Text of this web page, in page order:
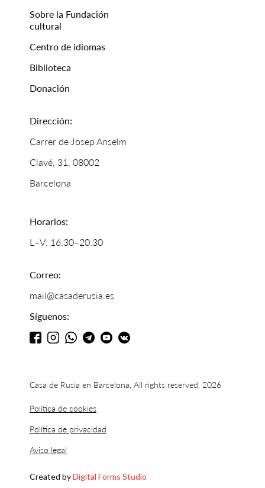
Sobre la Fundación
cultural
Centro de idiomas
Biblioteca
Donación
Dirección:
Carrer de Josep Anselm
Clavé, 31, 08002
Barcelona
Horarios:
L–V: 16:30–20:30
Correo:
mail@casaderusia.es
Síguenos:
Casa de Rusia en Barcelona, All rights reserved, 2026
Política de cookies
Política de privacidad
Aviso legal
Created byDigital Forms Studio